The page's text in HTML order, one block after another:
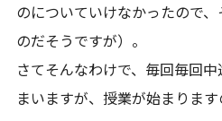
のについていけなかったので
のだそうですが）。
さてそんなわけで、毎回毎回
まいますが、授業が始まりま